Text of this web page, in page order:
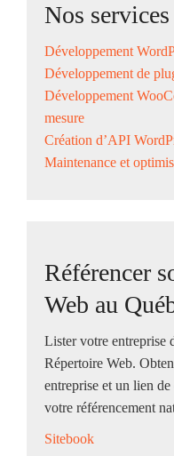
Nos
Développement
Développement de
Développement
mesure
Création d’API
Maintenance et
Référencer
Web au
Lister votre entreprise
Répertoire Web.
entreprise et un lien
votre référencement
Sitebook